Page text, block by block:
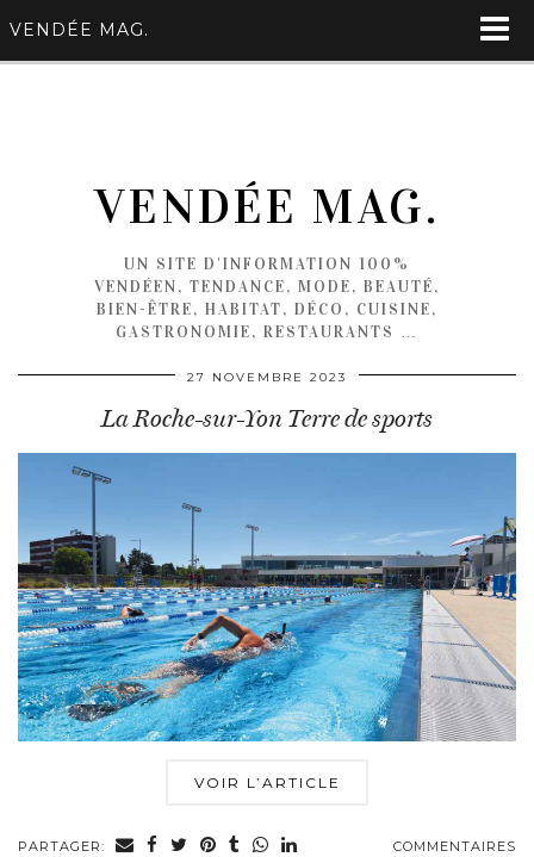
VENDÉE MAG.
VENDÉE MAG.
UN SITE D'INFORMATION 100%
VENDÉEN, TENDANCE, MODE, BEAUTÉ,
BIEN-ÊTRE, HABITAT, DÉCO, CUISINE,
GASTRONOMIE, RESTAURANTS …
27 NOVEMBRE 2023
La Roche-sur-Yon Terre de sports
VOIR L’ARTICLE
PARTAGER: COMMENTAIRES